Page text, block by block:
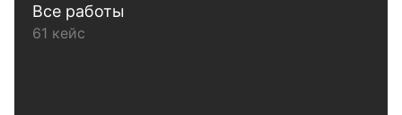
Все работы
61 кейс